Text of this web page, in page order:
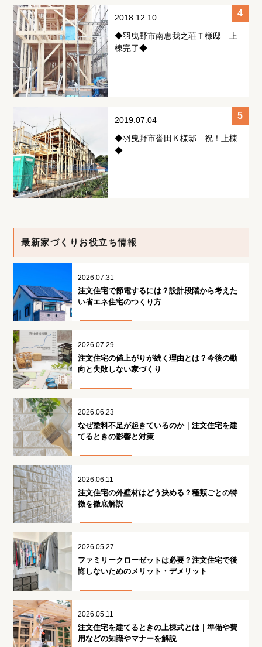
2018.12.10
◆羽曳野市南恵我之荘Ｔ様邸 上
棟完了◆
2019.07.04
◆羽曳野市誉田Ｋ様邸 祝！上棟
◆
最新家づくりお役立ち情報
2026.07.31
注文住宅で節電するには？設計段階から考えた
い省エネ住宅のつくり方
2026.07.29
注文住宅の値上がりが続く理由とは？今後の動
向と失敗しない家づくり
2026.06.23
なぜ塗料不足が起きているのか｜注文住宅を建
てるときの影響と対策
2026.06.11
注文住宅の外壁材はどう決める？種類ごとの特
徴を徹底解説
2026.05.27
ファミリークローゼットは必要？注文住宅で後
悔しないためのメリット・デメリット
2026.05.11
注文住宅を建てるときの上棟式とは｜準備や費
用などの知識やマナーを解説